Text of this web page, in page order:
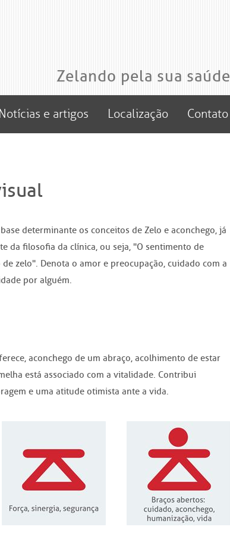
Zelando pela sua saúde
Notícias e artigos Localização Contato
determinante os conceitos de Zelo e aconchego, já
da filosofia da clínica, ou seja, "O sentimento de
zelo". Denota o amor e preocupação, cuidado com a
por alguém.
aconchego de um abraço, acolhimento de estar
está associado com a vitalidade. Contribui
e uma atitude otimista ante a vida.